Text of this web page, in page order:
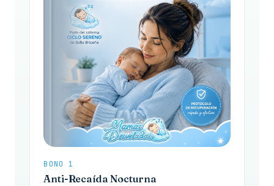
BONO 1
Anti-Recaída Nocturna